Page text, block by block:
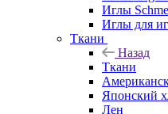
Иглы
Иглы для
Ткани
Назад
Ткани
Японский
Лен